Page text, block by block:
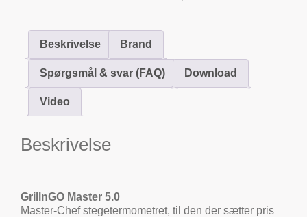
Beskrivelse Brand
Spørgsmål & svar (FAQ) Download
Video
Beskrivelse
GrillnGO Master 5.0
Master-Chef stegetermometret, til den der sætter pris